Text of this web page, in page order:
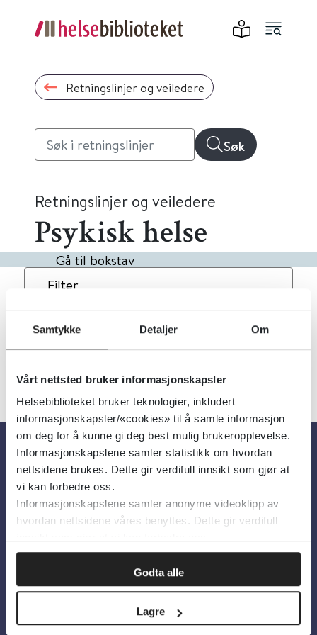
Samtykke Detaljer Om
Vårt nettsted bruker informasjonskapsler
Helsebiblioteket bruker teknologier, inkludert
informasjonskapsler/«cookies» til å samle informasjon
om deg for å kunne gi deg best mulig brukeropplevelse.
Informasjonskapslene samler statistikk om hvordan
nettsidene brukes. Dette gir verdifull innsikt som gjør at
vi kan forbedre oss.
Informasjonskapslene samler anonyme videoklipp av
hvordan nettsidene våres benyttes. Dette gir verdifull
Godta alle
Lagre
Retningslinjer og veiledere
Søk
Retningslinjer og veiledere
Psykisk helse
Gå til bokstav
Filter
8Treff Dato Alfabetisk
Om oss
Om Helsebiblioteket
Personvern og informasjonskapsler
Tilgjengelighetserklæring
Information in English
Bilder fra Colourbox.com